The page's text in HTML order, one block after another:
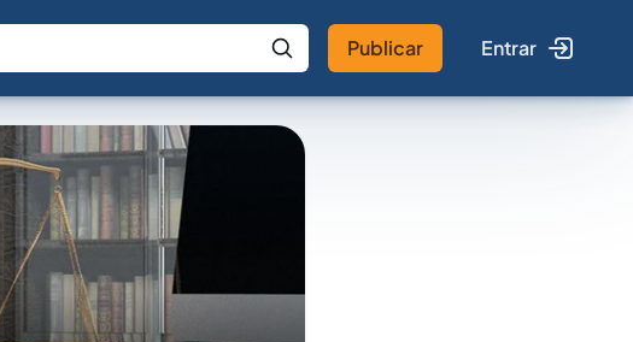
Fale com a IA Buscar no Jus
Publicar Entrar